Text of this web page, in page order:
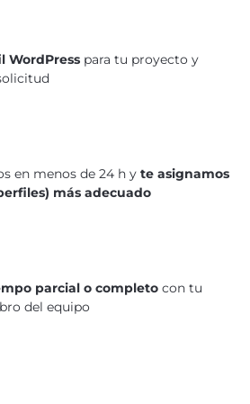
WordPress para tu proyecto y
en menos de 24 h y te asignamos
más adecuado
parcial o completo con tu
del equipo